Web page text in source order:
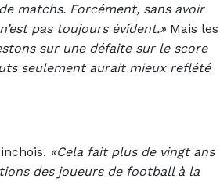
matchs. Forcément, sans avoir
pas toujours évident.» Mais les
sur une défaite sur le score
seulement aurait mieux reflété
«Cela fait plus de vingt ans
des joueurs de football à la